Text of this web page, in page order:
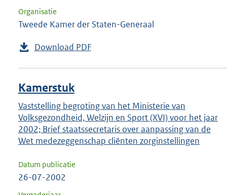
Organisatie
Tweede Kamer der Staten-Generaal
Download PDF
Kamerstuk
Vaststelling begroting van het Ministerie van
Volksgezondheid, Welzijn en Sport (XVI) voor het jaar
2002; Brief staatssecretaris over aanpassing van de
Wet medezeggenschap cliënten zorginstellingen
Datum publicatie
26-07-2002